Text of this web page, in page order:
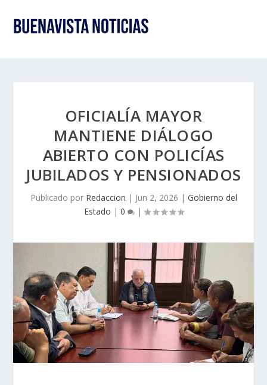
OFICIALÍA MAYOR
MANTIENE DIÁLOGO
ABIERTO CON POLICÍAS
JUBILADOS Y PENSIONADOS
Publicado por Redaccion | Jun 2, 2026 | Gobierno del
Estado | 0 |